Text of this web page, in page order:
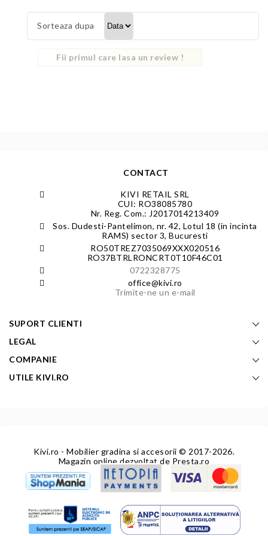
Sorteaza dupa
Fii primul care lasa un review !
CONTACT
KIVI RETAIL SRL
CUI: RO38085780
Nr. Reg. Com.: J2017014213409
Sos. Dudesti-Pantelimon, nr. 42, Lotul 18 (in incinta
RAMS) sector 3, Bucuresti
RO50TREZ7035069XXX020516
RO37BTRLRONCRT0T10F46C01
0722328775
office@kivi.ro
Trimite-ne un e-mail
SUPORT CLIENTI
LEGAL
COMPANIE
UTILE KIVI.RO
Kivi.ro - Mobilier gradina si accesorii © 2017-2026.
Magazin online dezvoltat de Presta.ro